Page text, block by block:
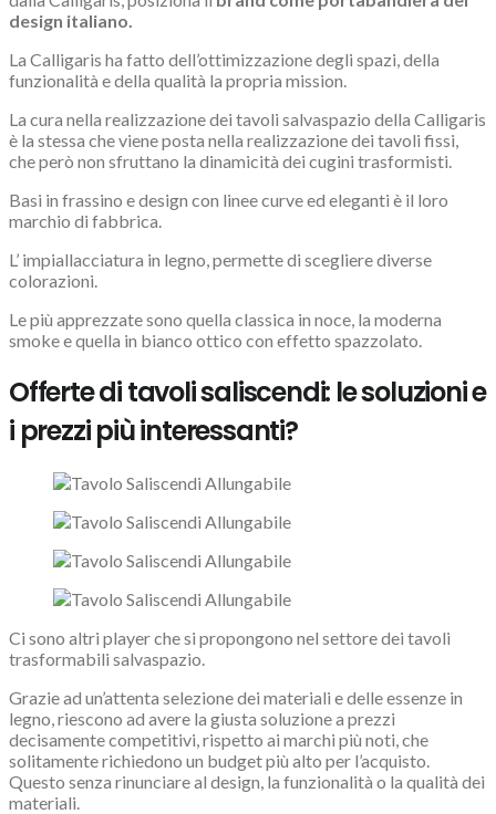
design italiano.
La Calligaris ha fatto dell’ottimizzazione degli spazi, della
funzionalità e della qualità la propria mission.
La cura nella realizzazione dei tavoli salvaspazio della Calligaris
è la stessa che viene posta nella realizzazione dei tavoli fissi,
che però non sfruttano la dinamicità dei cugini trasformisti.
Basi in frassino e design con linee curve ed eleganti è il loro
marchio di fabbrica.
L’ impiallacciatura in legno, permette di scegliere diverse
colorazioni.
Le più apprezzate sono quella classica in noce, la moderna
smoke e quella in bianco ottico con effetto spazzolato.
Offerte di tavoli saliscendi: le soluzioni e
i prezzi più interessanti?
Ci sono altri player che si propongono nel settore dei tavoli
trasformabili salvaspazio.
Grazie ad un’attenta selezione dei materiali e delle essenze in
legno, riescono ad avere la giusta soluzione a prezzi
decisamente competitivi, rispetto ai marchi più noti, che
solitamente richiedono un budget più alto per l’acquisto.
Questo senza rinunciare al design, la funzionalità o la qualità dei
materiali.